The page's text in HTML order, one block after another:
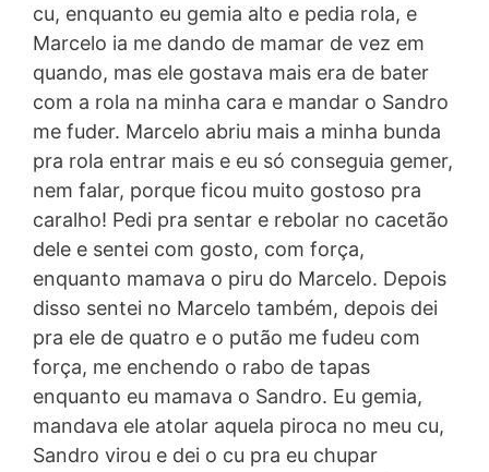
cu, enquanto eu gemia alto e pedia rola, e
Marcelo ia me dando de mamar de vez em
quando, mas ele gostava mais era de bater
com a rola na minha cara e mandar o Sandro
me fuder. Marcelo abriu mais a minha bunda
pra rola entrar mais e eu só conseguia gemer,
nem falar, porque ficou muito gostoso pra
caralho! Pedi pra sentar e rebolar no cacetão
dele e sentei com gosto, com força,
enquanto mamava o piru do Marcelo. Depois
disso sentei no Marcelo também, depois dei
pra ele de quatro e o putão me fudeu com
força, me enchendo o rabo de tapas
enquanto eu mamava o Sandro. Eu gemia,
mandava ele atolar aquela piroca no meu cu,
Sandro virou e dei o cu pra eu chupar